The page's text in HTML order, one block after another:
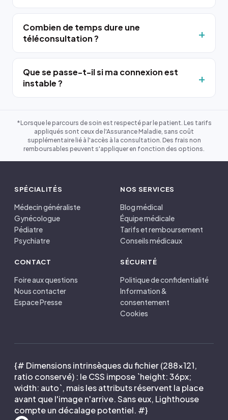
Combien de temps dure une
téléconsultation ?
Que se passe-t-il si ma connexion est
instable ?
*Lorsque le parcours de soin est respecté par le patient. Les tarifs
appliqués sont ceux de l'Assurance Maladie, sans coût
supplémentaire lié à l'accès à la consultation. Des frais non
remboursables peuvent s'appliquer en fonction des options.
SPÉCIALITÉS
Médecin généraliste
Gynécologue
Pédiatre
Psychiatre
NOS SERVICES
Blog médical
Équipe médicale
Tarifs et remboursement
Conseils médicaux
CONTACT
Foire aux questions
Nous contacter
Espace Presse
SÉCURITÉ
Politique de confidentialité
Information &
consentement
Cookies
{# Dimensions intrinsèques du fichier (288×121,
ratio conservé) : le CSS impose `height: 36px;
width: auto`, mais les attributs réservent la place
avant que l'image n'arrive. Sans eux, Lighthouse
compte un décalage potentiel. #}